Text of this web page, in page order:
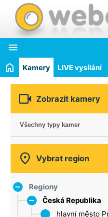

Kamery LIVE vysílání
 Zobrazit kamery
 Vybrat region
Regiony
Česká Republika
hlavní město